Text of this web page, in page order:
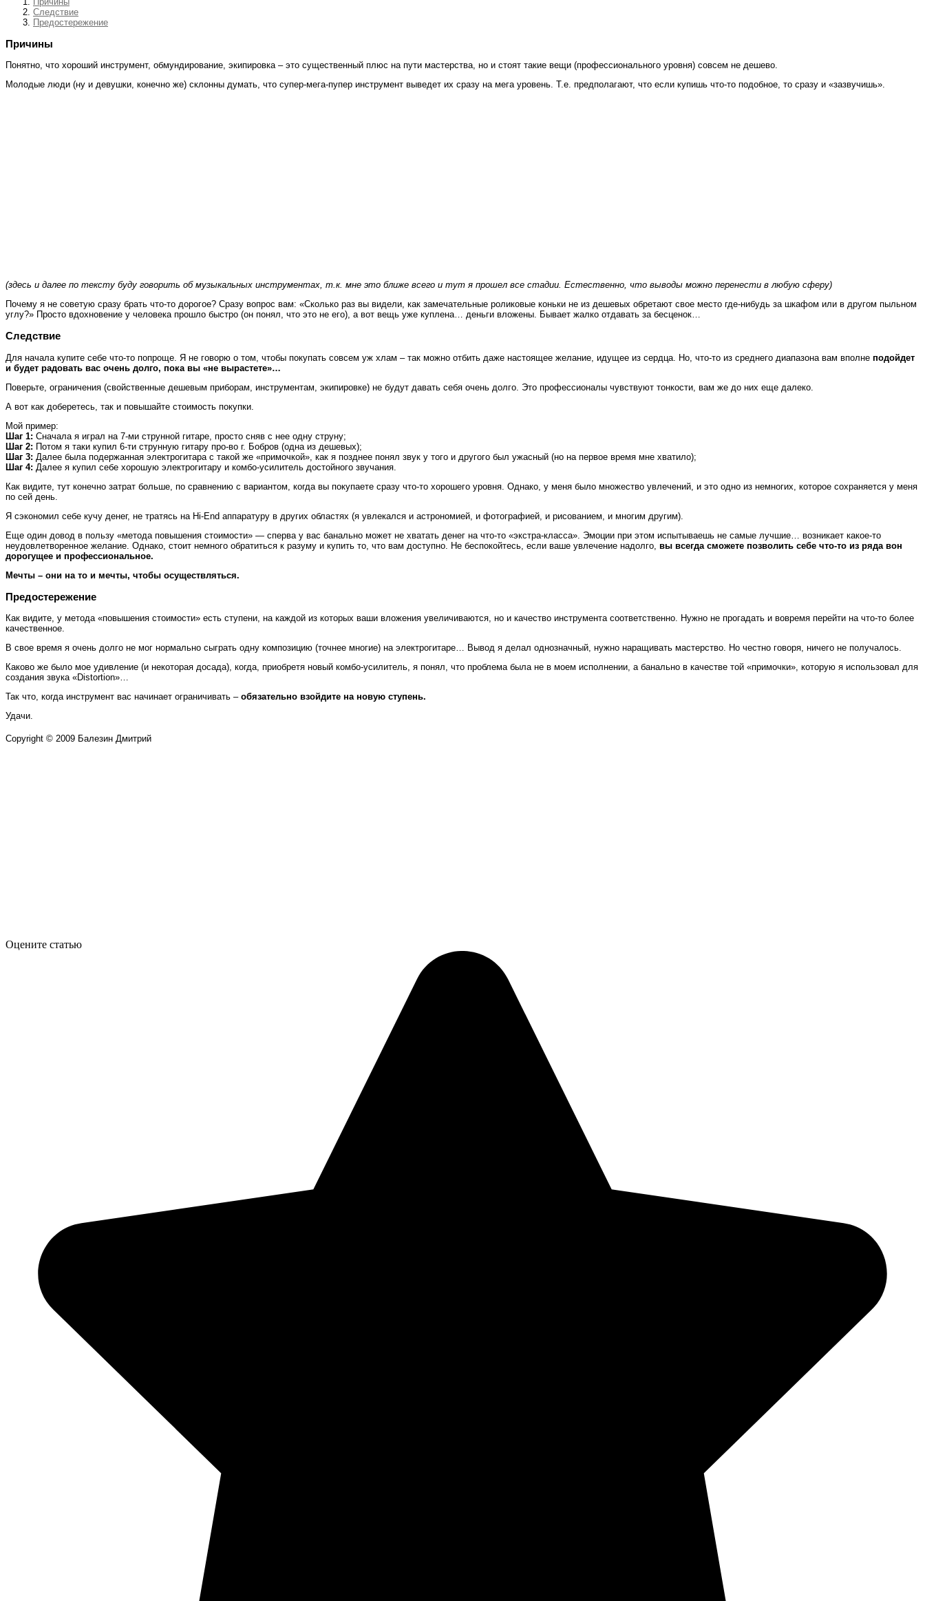
Следствие
Предостережение
Причины
Понятно, что хороший инструмент, обмундирование, экипировка – это существенный плюс на пути мастерства, но и стоят такие вещи (профессионального уровня) совсем не дешево.
Молодые люди (ну и девушки, конечно же) склонны думать, что супер-мега-пупер инструмент выведет их сразу на мега уровень. Т.е. предполагают, что если купишь что-то подобное, то сразу и «зазвучишь».
(здесь и далее по тексту буду говорить об музыкальных инструментах, т.к. мне это ближе всего и тут я прошел все стадии. Естественно, что выводы можно перенести в любую сферу)
Почему я не советую сразу брать что-то дорогое? Сразу вопрос вам: «Сколько раз вы видели, как замечательные роликовые коньки не из дешевых обретают свое место где-нибудь за шкафом или в другом пыльном
углу?» Просто вдохновение у человека прошло быстро (он понял, что это не его), а вот вещь уже куплена… деньги вложены. Бывает жалко отдавать за бесценок…
Следствие
Для начала купите себе что-то попроще. Я не говорю о том, чтобы покупать совсем уж хлам – так можно отбить даже настоящее желание, идущее из сердца. Но, что-то из среднего диапазона вам вполне подойдет
и будет радовать вас очень долго, пока вы «не вырастете»…
Поверьте, ограничения (свойственные дешевым приборам, инструментам, экипировке) не будут давать себя очень долго. Это профессионалы чувствуют тонкости, вам же до них еще далеко.
А вот как доберетесь, так и повышайте стоимость покупки.
Мой пример:
Шаг 1: Сначала я играл на 7-ми струнной гитаре, просто сняв с нее одну струну;
Шаг 2: Потом я таки купил 6-ти струнную гитару про-во г. Бобров (одна из дешевых);
Шаг 3: Далее была подержанная электрогитара с такой же «примочкой», как я позднее понял звук у того и другого был ужасный (но на первое время мне хватило);
Шаг 4: Далее я купил себе хорошую электрогитару и комбо-усилитель достойного звучания.
Как видите, тут конечно затрат больше, по сравнению с вариантом, когда вы покупаете сразу что-то хорошего уровня. Однако, у меня было множество увлечений, и это одно из немногих, которое сохраняется у меня
по сей день.
Я сэкономил себе кучу денег, не тратясь на Hi-End аппаратуру в других областях (я увлекался и астрономией, и фотографией, и рисованием, и многим другим).
Еще один довод в пользу «метода повышения стоимости» — сперва у вас банально может не хватать денег на что-то «экстра-класса». Эмоции при этом испытываешь не самые лучшие… возникает какое-то
неудовлетворенное желание. Однако, стоит немного обратиться к разуму и купить то, что вам доступно. Не беспокойтесь, если ваше увлечение надолго, вы всегда сможете позволить себе что-то из ряда вон
дорогущее и профессиональное.
Мечты – они на то и мечты, чтобы осуществляться.
Предостережение
Как видите, у метода «повышения стоимости» есть ступени, на каждой из которых ваши вложения увеличиваются, но и качество инструмента соответственно. Нужно не прогадать и вовремя перейти на что-то более
качественное.
В свое время я очень долго не мог нормально сыграть одну композицию (точнее многие) на электрогитаре… Вывод я делал однозначный, нужно наращивать мастерство. Но честно говоря, ничего не получалось.
Каково же было мое удивление (и некоторая досада), когда, приобретя новый комбо-усилитель, я понял, что проблема была не в моем исполнении, а банально в качестве той «примочки», которую я использовал для
создания звука «Distortion»…
Так что, когда инструмент вас начинает ограничивать – обязательно взойдите на новую ступень.
Удачи.
Copyright © 2009 Балезин Дмитрий
Оцените статью